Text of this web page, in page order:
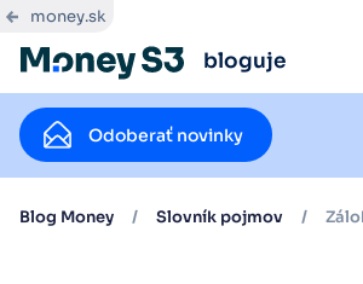
money.sk
bloguje
Odoberať novinky
Blog Money / Slovník pojmov /